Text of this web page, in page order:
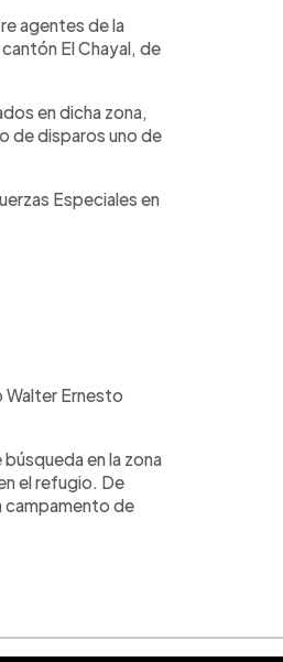
agentes de la
El Chayal, de
en dicha zona,
de disparos uno de
Especiales en
Walter Ernesto
en la zona
el refugio. De
campamento de